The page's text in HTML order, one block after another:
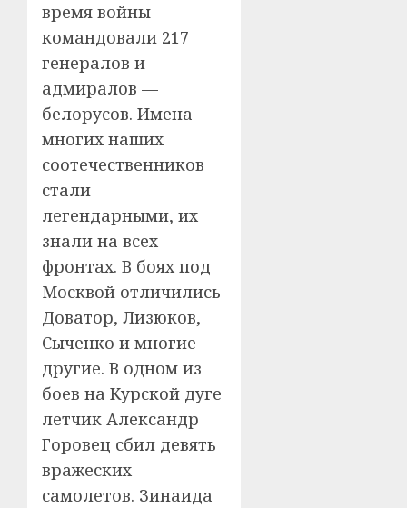
время войны
командовали 217
генералов и
адмиралов —
белорусов. Имена
многих наших
соотечественников
стали
легендарными, их
знали на всех
фронтах. В боях под
Москвой отличились
Доватор, Лизюков,
Сыченко и многие
другие. В одном из
боев на Курской дуге
летчик Александр
Горовец сбил девять
вражеских
самолетов. Зинаида